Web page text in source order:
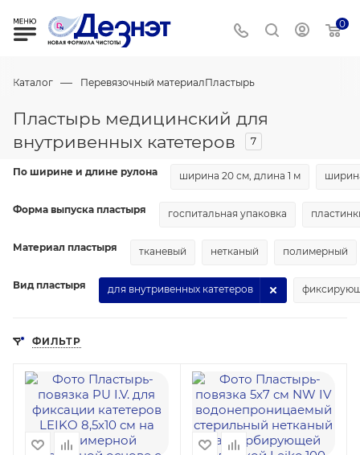
0
Каталог — Перевязочный материалПластырь
Пластырь медицинский для
внутривенных катетеров
7
По ширине и длине рулона ширина 20 см, длина 1 м
Форма выпуска пластыря госпитальная упаковка
Материал пластыря тканевый нетканый полимерный
Вид пластыря для внутривенных катетеров
ФИЛЬТР